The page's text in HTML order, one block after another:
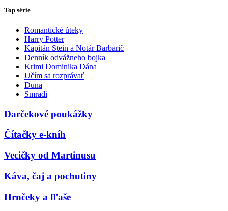
Top série
Romantické úteky
Harry Potter
Kapitán Stein a Notár Barbarič
Denník odvážneho bojka
Krimi Dominika Dána
Učím sa rozprávať
Duna
Smradi
Darčekové poukážky
Čítačky e-kníh
Vecičky od Martinusu
Káva, čaj a pochutiny
Hrnčeky a fľaše